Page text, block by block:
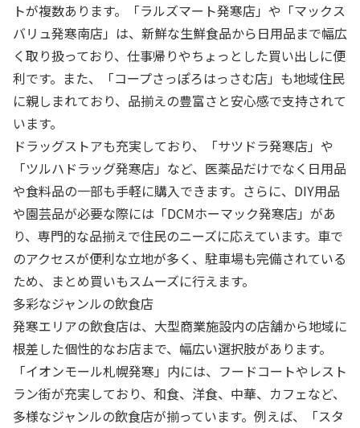
トが複数あります。「ラルズマート発寒店」や「マックス
バリュ発寒南店」は、新鮮な生鮮食品から日用品まで幅広
く取り扱っており、仕事帰りやちょっとした買い出しに便
利です。また、「コープさっぽろはっさむ店」も地域住民
に親しまれており、品揃えの豊富さと安心感で支持されて
います。
ドラッグストアも充実しており、「サツドラ発寒店」や
「ツルハドラッグ発寒店」など、医薬品だけでなく日用品
や食料品の一部も手軽に購入できます。さらに、DIY用品
や園芸品が必要な際には「DCMホーマック発寒店」があ
り、専門的な品揃えで住民のニーズに応えています。車で
のアクセスが便利な立地が多く、駐車場も完備されている
ため、まとめ買いもスムーズに行えます。
多彩なジャンルの飲食店
発寒エリアの飲食店は、大型商業施設内の店舗から地域に
根差した個性的なお店まで、幅広い選択肢があります。
「イオンモール札幌発寒」内には、フードコートやレスト
ラン街が充実しており、和食、洋食、中華、カフェなど、
多様なジャンルの飲食店が揃っています。例えば、「スタ